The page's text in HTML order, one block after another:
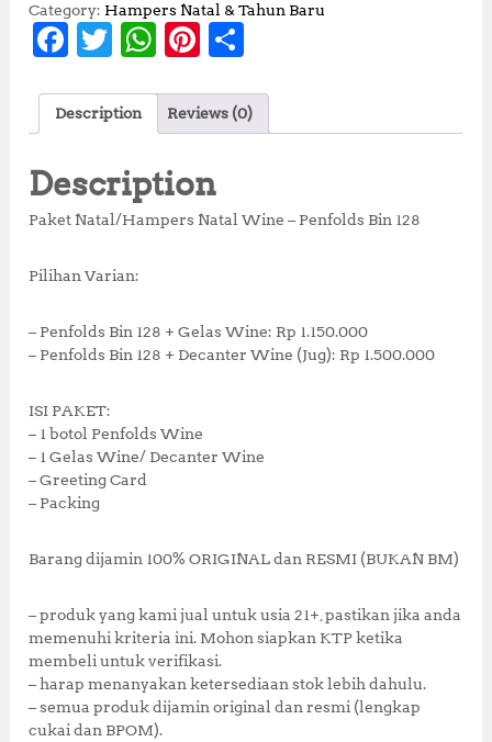
Category: Hampers Natal & Tahun Baru
F
c
b
o
k
T
it
r
W
at
s
A
p
Pi
te
r
e
st
a
r
Description Reviews (0)
Description
Paket Natal/Hampers Natal Wine – Penfolds Bin 128
Pilihan Varian:
– Penfolds Bin 128 + Gelas Wine: Rp 1.150.000
– Penfolds Bin 128 + Decanter Wine (Jug): Rp 1.500.000
ISI PAKET:
– 1 botol Penfolds Wine
– 1 Gelas Wine/ Decanter Wine
– Greeting Card
– Packing
Barang dijamin 100% ORIGINAL dan RESMI (BUKAN BM)
– produk yang kami jual untuk usia 21+, pastikan jika anda
memenuhi kriteria ini. Mohon siapkan KTP ketika
membeli untuk verifikasi.
– harap menanyakan ketersediaan stok lebih dahulu.
– semua produk dijamin original dan resmi (lengkap
cukai dan BPOM).